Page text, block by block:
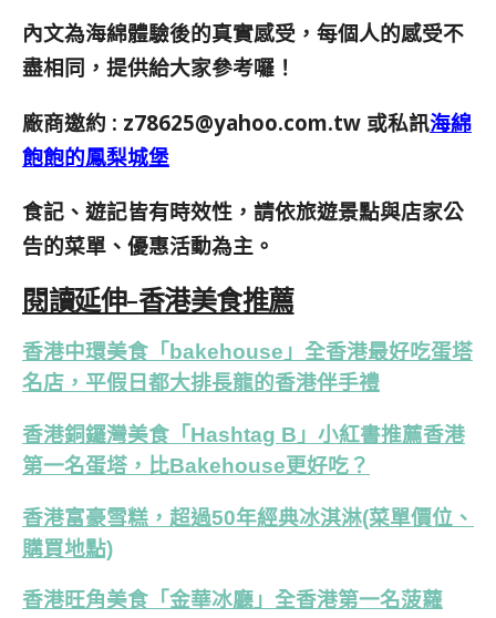
內文為海綿體驗後的真實感受，每個人的感受不
盡相同，提供給大家參考囉！
廠商邀約 : z78625@yahoo.com.tw 或私訊海綿
飽飽的鳳梨城堡
食記、遊記皆有時效性，請依旅遊景點與店家公
告的菜單、優惠活動為主。
閱讀延伸-香港美食推薦
香港中環美食「bakehouse」全香港最好吃蛋塔
名店，平假日都大排長龍的香港伴手禮
香港銅鑼灣美食「Hashtag B」小紅書推薦香港
第一名蛋塔，比Bakehouse更好吃？
香港富豪雪糕，超過50年經典冰淇淋(菜單價位、
購買地點)
香港旺角美食「金華冰廳」全香港第一名菠蘿